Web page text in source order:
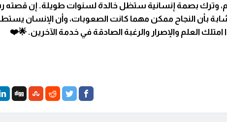
وترك بصمة إنسانية ستظل خالدة لسنوات طويلة. إن قصته
بأن النجاح ممكن مهما كانت الصعوبات، وأن الإنسان
امتلك العلم والإصرار والرغبة الصادقة في خدمة الآخرين. 🌟❤️